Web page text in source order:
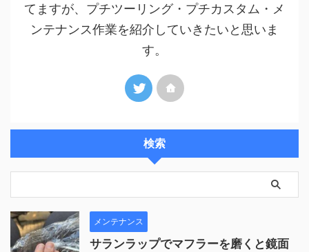
てますが、プチツーリング・プチカスタム・メ
ンテナンス作業を紹介していきたいと思いま
す。
検索
メンテナンス
サランラップでマフラーを磨くと鏡面